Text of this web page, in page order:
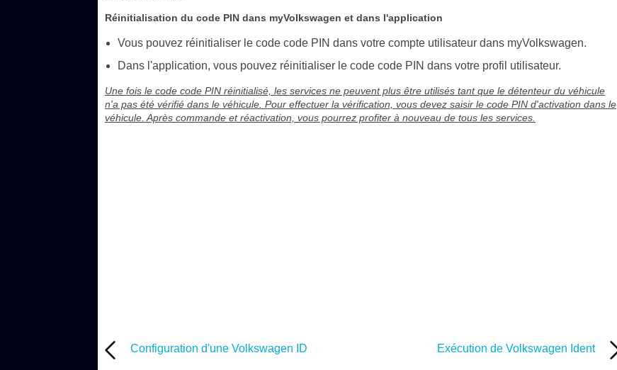
Réinitialisation du code PIN dans myVolkswagen et dans l'application
Vous pouvez réinitialiser le code code PIN dans votre compte utilisateur dans myVolkswagen.
Dans l'application, vous pouvez réinitialiser le code code PIN dans votre profil utilisateur.
Une fois le code code PIN réinitialisé, les services ne peuvent plus être utilisés tant que le détenteur du véhicule
n'a pas été vérifié dans le véhicule. Pour effectuer la vérification, vous devez saisir le code PIN d'activation dans le
véhicule. Après commande et réactivation, vous pourrez profiter à nouveau de tous les services.
Configuration d'une Volkswagen ID Exécution de Volkswagen Ident